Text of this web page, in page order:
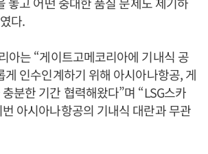
다.
아는 “게이트고메코리아에 기내식 공
게 인수인계하기 위해 아시아나항공, 게
분한 기간 협력해왔다”며 “LSG스카
아시아나항공의 기내식 대란과 무관